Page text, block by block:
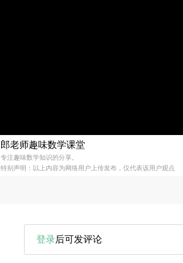
郎老师趣味数学课堂
专注趣味数学知识的分享。
特别声明：以上内容为网络用户上传发布，仅代表该用户观点
登录后可发评论